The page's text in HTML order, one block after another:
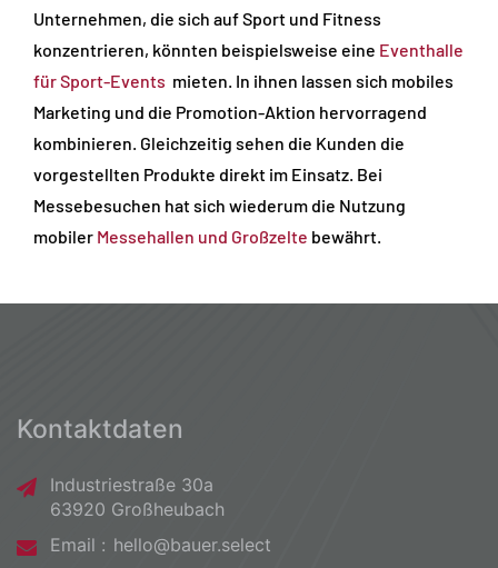
Unternehmen, die sich auf Sport und Fitness
konzentrieren, könnten beispielsweise eine Eventhalle
für Sport-Events mieten. In ihnen lassen sich mobiles
Marketing und die Promotion-Aktion hervorragend
kombinieren. Gleichzeitig sehen die Kunden die
vorgestellten Produkte direkt im Einsatz. Bei
Messebesuchen hat sich wiederum die Nutzung
mobiler Messehallen und Großzelte bewährt.
Kontaktdaten
Industriestraße 30a
63920 Großheubach
Email : hello@bauer.select